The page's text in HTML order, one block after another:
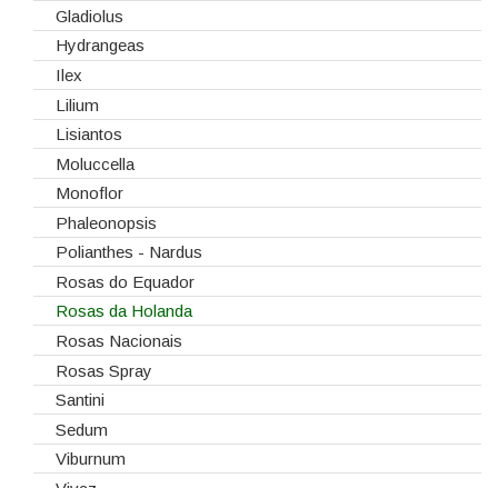
Gladiolus
Hydrangeas
Ilex
Lilium
Lisiantos
Moluccella
Monoflor
Phaleonopsis
Polianthes - Nardus
Rosas do Equador
Rosas da Holanda
Rosas Nacionais
Rosas Spray
Santini
Sedum
Viburnum